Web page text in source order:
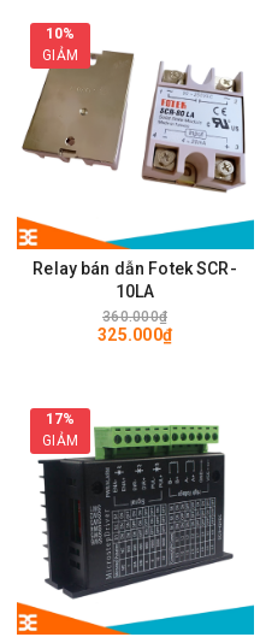
10%
GIẢM
Relay bán dẫn Fotek SCR-
10LA
360.000₫
325.000₫
17%
GIẢM